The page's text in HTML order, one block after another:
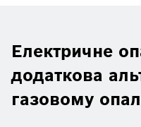
Електричне
додаткова
газовому